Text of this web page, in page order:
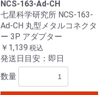
NCS-163-Ad-CH
七星科学研究所 NCS-163-
Ad-CH 丸型メタルコネクタ
ー 3P アダプター
￥1,139 税込
発送日目安：即日
数量